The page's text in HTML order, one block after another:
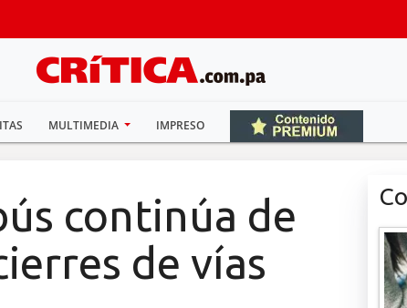
MULTIMEDIA IMPRESO
continúa de
de vías